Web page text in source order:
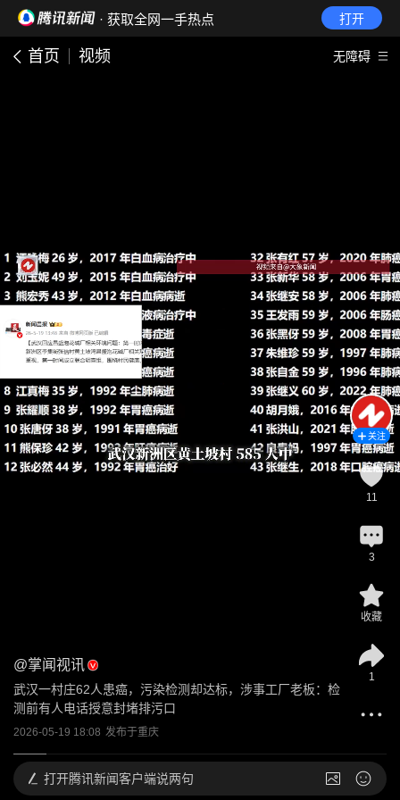
· 获取全网一手热点 打开
首页 视频 无障碍
@掌闻视讯
武汉一村庄62人患癌，污染检测却达标，涉事工厂老板：检
测前有人电话授意封堵排污口
2026-05-19 18:08 发布于重庆
关注
11
3
收藏
1
打开腾讯新闻客户端说两句